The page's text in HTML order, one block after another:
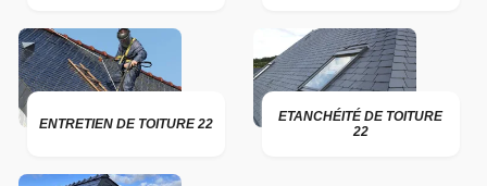
ENTRETIEN DE TOITURE 22
ETANCHÉITÉ DE TOITURE
22